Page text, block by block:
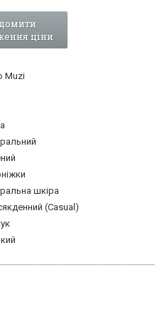
ціни
Muzi
шкіра
(Casual)